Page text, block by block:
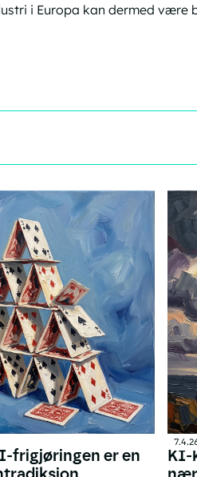
i Europa kan dermed være
frigjøringen er en
KI-